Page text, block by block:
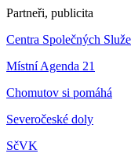
Partneři, publicita
Centra Společných
Místní Agenda 21
Chomutov si pomáhá
Severočeské doly
SčVK